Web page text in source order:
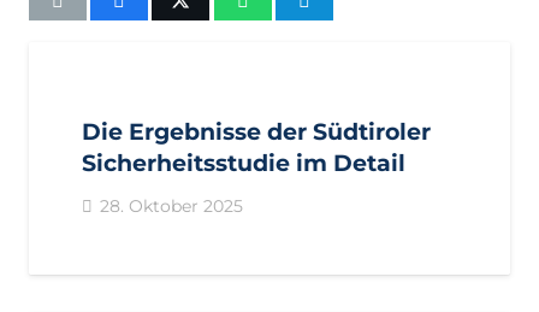
Die Ergebnisse der Südtiroler
Sicherheitsstudie im Detail
28. Oktober 2025